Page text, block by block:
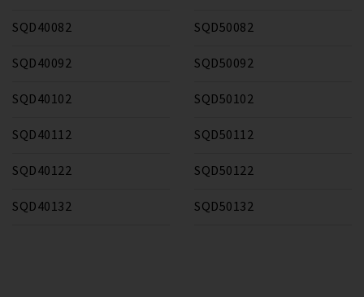
SQD40082
SQD40092
SQD40102
SQD40112
SQD40122
SQD40132
SQD50082
SQD50092
SQD50102
SQD50112
SQD50122
SQD50132